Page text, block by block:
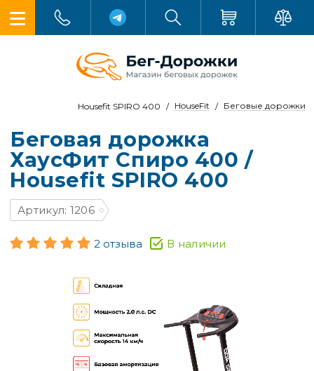
Беговые дорожки
HouseFit
Housefit SPIRO 400
Беговая дорожка
ХаусФит Спиро 400 /
Housefit SPIRO 400
Артикул: 1206
2 отзыва В наличии